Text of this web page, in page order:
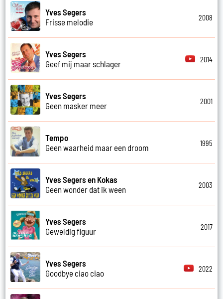
Yves Segers
Frisse melodie
2008
Yves Segers
Geef mij maar schlager
2014
Yves Segers
Geen masker meer
2001
Tempo
Geen waarheid maar een droom
1995
Yves Segers en Kokas
Geen wonder dat ik ween
2003
Yves Segers
Geweldig figuur
2017
Yves Segers
Goodbye ciao ciao
2022